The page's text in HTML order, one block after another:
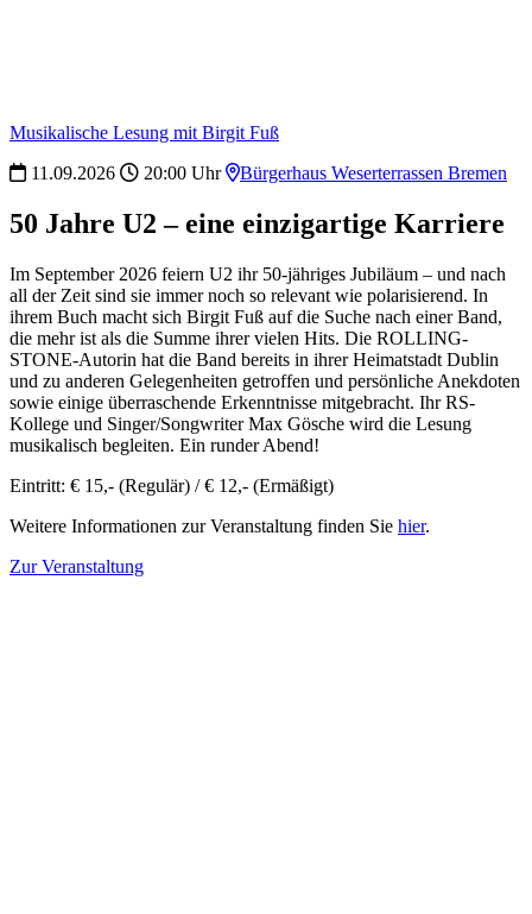
Musikalische Lesung mit Birgit Fuß
11.09.2026
20:00 Uhr Bürgerhaus Weserterrassen Bremen
50 Jahre U2 – eine einzigartige Karriere
Im September 2026 feiern U2 ihr 50-jähriges Jubiläum – und nach
all der Zeit sind sie immer noch so relevant wie polarisierend. In
ihrem Buch macht sich Birgit Fuß auf die Suche nach einer Band,
die mehr ist als die Summe ihrer vielen Hits. Die ROLLING-
STONE-Autorin hat die Band bereits in ihrer Heimatstadt Dublin
und zu anderen Gelegenheiten getroffen und persönliche Anekdoten
sowie einige überraschende Erkenntnisse mitgebracht. Ihr RS-
Kollege und Singer/Songwriter Max Gösche wird die Lesung
musikalisch begleiten. Ein runder Abend!
Eintritt: € 15,- (Regulär) / € 12,- (Ermäßigt)
Weitere Informationen zur Veranstaltung finden Sie hier.
Zur Veranstaltung